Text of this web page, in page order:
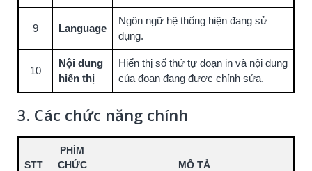
9 Language
Ngôn ngữ hệ thống hiện đang sử
dụng.
10
Nội dung
hiển thị
Hiển thị số thứ tự đoạn in và nội dung
của đoạn đang được chỉnh sửa.
3. Các chức năng chính
STT
PHÍM
CHỨC
MÔ TẢ